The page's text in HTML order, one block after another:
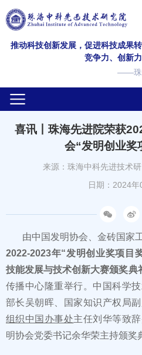
推动科技创新发展，促进科技成果
竞争力、创新
——珠
喜讯丨珠海先进院荣获
会“发明创业奖
来源：珠海中科先进技术
日期：2024年
由中国发明协会、金砖国家
2022-2023年“发明创业奖项目
技能发展与技术创新大赛颁奖典
传播中心隆重举行。中国科学
部长吴朝晖、国家知识产权局副
组织中国办事处主任刘华等致
明协会党委书记余华荣主持颁奖